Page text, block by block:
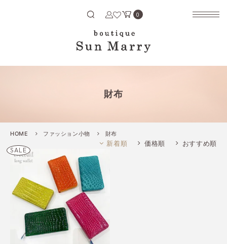
0
財布
HOME ファッション小物 財布
新着順 価格順 おすすめ順
SALE